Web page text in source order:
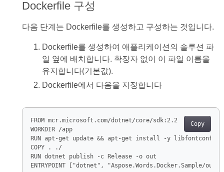
Dockerfile 구성
다음 단계는 Dockerfile를 생성하고 구성하는 것입니다.
Dockerfile를 생성하여 애플리케이션의 솔루션 파
일 옆에 배치합니다. 확장자 없이 이 파일 이름을
유지합니다(기본값).
Dockerfile에서 다음을 지정합니다
Copy
WORKDIR /app
ENTRYPOINT ["dotnet", "Aspose.Words.Docker.Sample/